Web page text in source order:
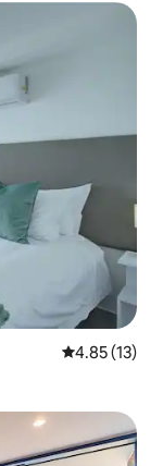
Calificación
4.85 (13)